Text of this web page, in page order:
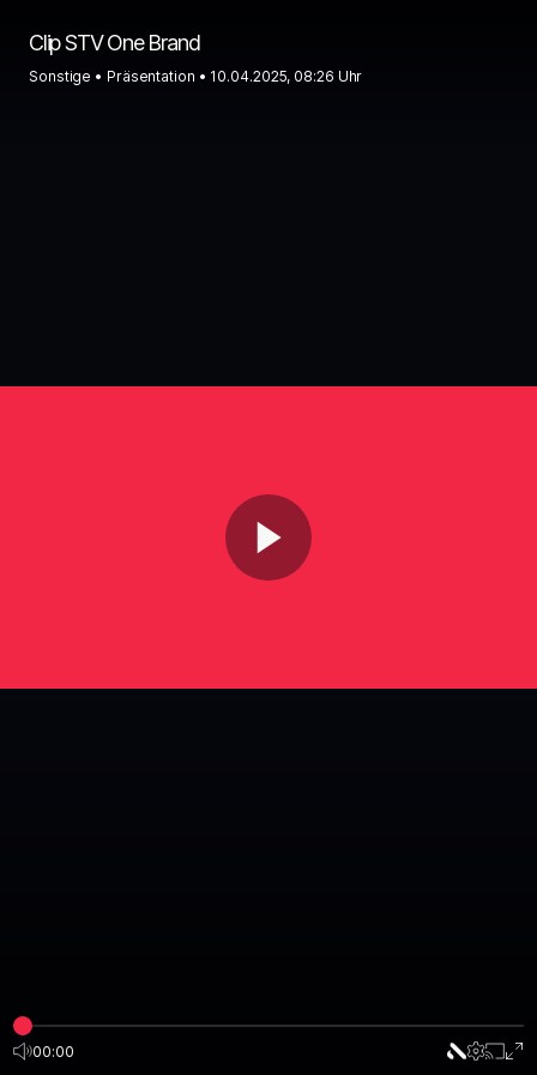
Clip STV One Brand
Sonstige • Präsentation • 10.04.2025, 08:26 Uhr
00:00